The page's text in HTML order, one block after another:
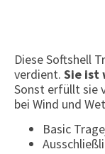
Diese Softshell
verdient. Sie ist
Sonst erfüllt sie
bei Wind und
Basic